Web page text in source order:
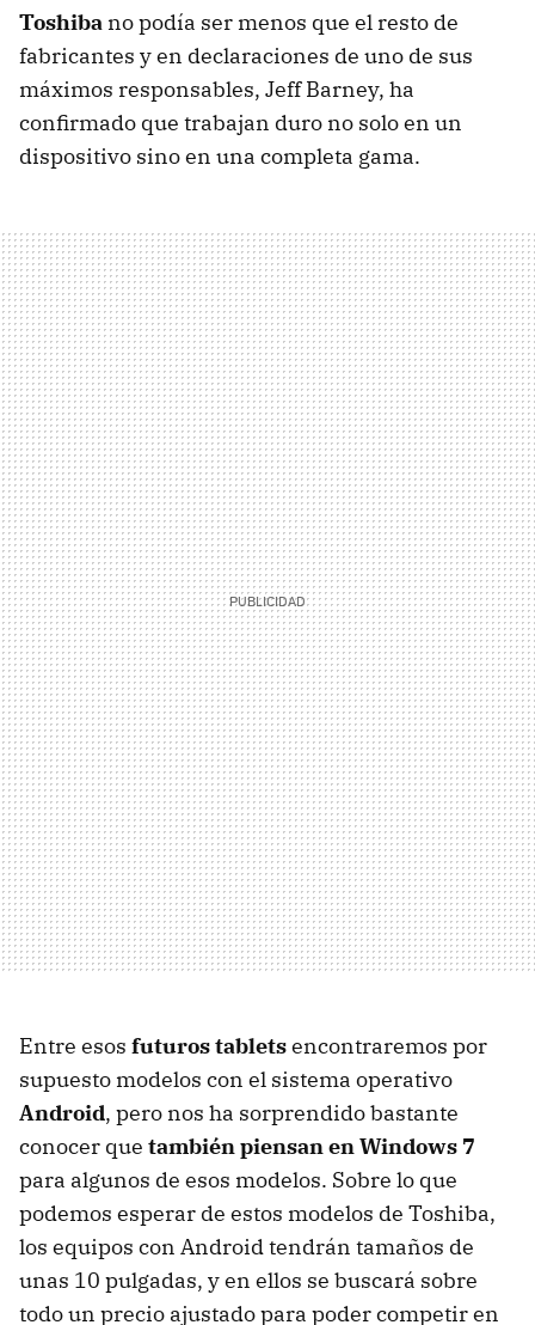
Toshiba no podía ser menos que el resto de
fabricantes y en declaraciones de uno de sus
máximos responsables, Jeff Barney, ha
confirmado que trabajan duro no solo en un
dispositivo sino en una completa gama.
Entre esos futuros tabletsencontraremos por
supuesto modelos con el sistema operativo
Android, pero nos ha sorprendido bastante
conocer que también piensan en Windows 7
para algunos de esos modelos. Sobre lo que
podemos esperar de estos modelos de Toshiba,
los equipos con Android tendrán tamaños de
unas 10 pulgadas, y en ellos se buscará sobre
todo un precio ajustado para poder competir en